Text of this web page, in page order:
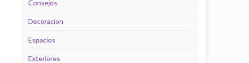
Consejos
Decoracion
Espacios
Exteriores